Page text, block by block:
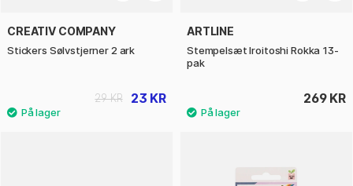
CREATIV COMPANY
Stickers Sølvstjerner 2 ark
23 KR
29 KR
ARTLINE
Stempelsæt Iroitoshi Rokka 13-
pak
269 KR